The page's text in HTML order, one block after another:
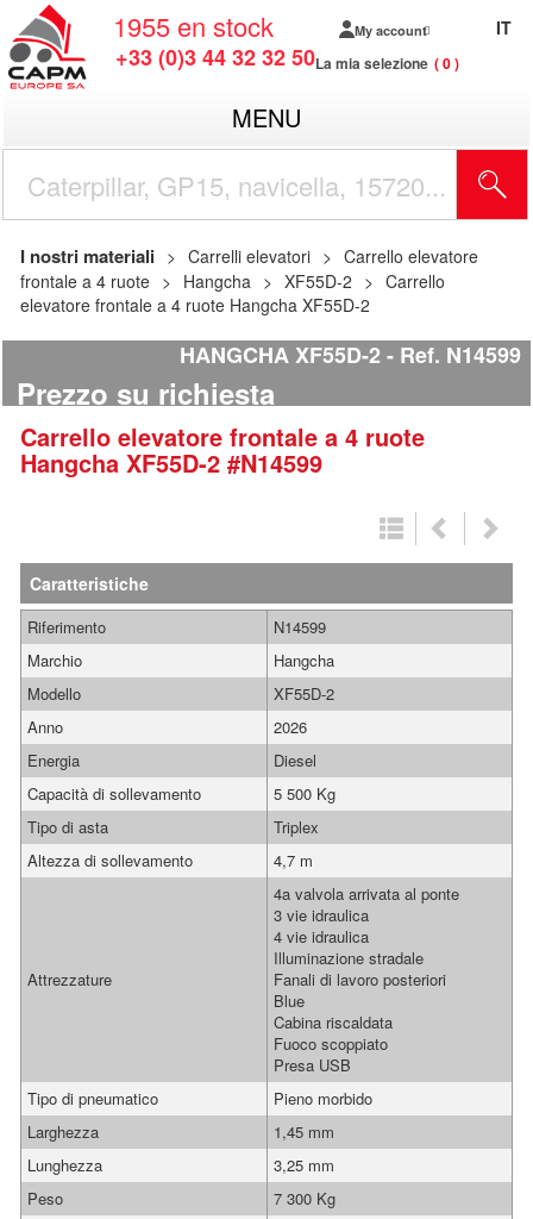
1955 en stock
+33 (0)3 44 32 32 50
My account
La mia selezione 0
IT
MENU
I nostri materiali Carrelli elevatori
Carrello elevatore
frontale a 4 ruote
Hangcha XF55D-2
Carrello
elevatore frontale a 4 ruote Hangcha XF55D-2
HANGCHA XF55D-2 Ref. N14599
Prezzo su richiesta
Carrello elevatore frontale a 4 ruote
Hangcha XF55D-2 #N14599
Caratteristiche
Riferimento
N14599
Marchio
Hangcha
Modello
XF55D-2
Anno
2026
Energia
Diesel
Capacità di sollevamento
5 500 Kg
Tipo di asta
Triplex
Altezza di sollevamento
4,7 m
Attrezzature
4a valvola arrivata al ponte
3 vie idraulica
4 vie idraulica
Illuminazione stradale
Fanali di lavoro posteriori
Blue
Cabina riscaldata
Fuoco scoppiato
Presa USB
Tipo di pneumatico
Pieno morbido
Larghezza
1,45 mm
Lunghezza
3,25 mm
Peso
7 300 Kg